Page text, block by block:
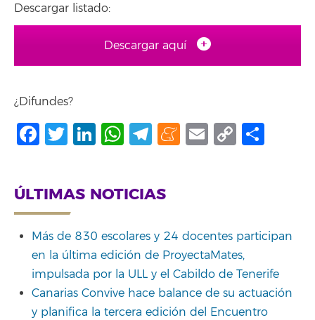
Descargar listado:
Descargar aquí
¿Difundes?
Facebook
Twitter
LinkedIn
WhatsApp
Telegram
Meneame
Email
Copy
ÚLTIMAS NOTICIAS
Más de 830 escolares y 24 docentes participan
en la última edición de ProyectaMates,
impulsada por la ULL y el Cabildo de Tenerife
Canarias Convive hace balance de su actuación
y planifica la tercera edición del Encuentro